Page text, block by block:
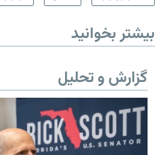
بیشتر بخوانید
گزارش و تحلیل